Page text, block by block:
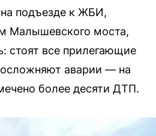
подъезде к ЖБИ,
Малышевского моста,
стоят все прилегающие
аварии — на
более десяти ДТП.